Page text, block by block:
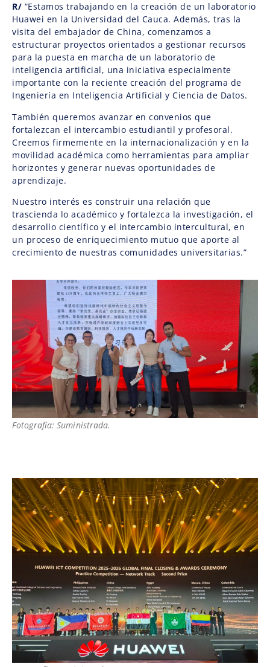
R/ “Estamos trabajando en la creación de un laboratorio
Huawei en la Universidad del Cauca. Además, tras la
visita del embajador de China, comenzamos a
estructurar proyectos orientados a gestionar recursos
para la puesta en marcha de un laboratorio de
inteligencia artificial, una iniciativa especialmente
importante con la reciente creación del programa de
Ingeniería en Inteligencia Artificial y Ciencia de Datos.
También queremos avanzar en convenios que
fortalezcan el intercambio estudiantil y profesoral.
Creemos firmemente en la internacionalización y en la
movilidad académica como herramientas para ampliar
horizontes y generar nuevas oportunidades de
aprendizaje.
Nuestro interés es construir una relación que
trascienda lo académico y fortalezca la investigación, el
desarrollo científico y el intercambio intercultural, en
un proceso de enriquecimiento mutuo que aporte al
crecimiento de nuestras comunidades universitarias.”
Fotografía: Suministrada.